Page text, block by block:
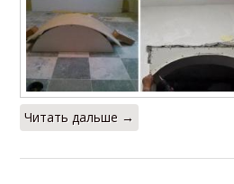
Читать дальше →